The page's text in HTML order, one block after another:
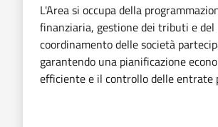
L'Area si occupa della
finanziaria, gestione dei tributi e del
coordinamento delle società
garantendo una pianificazione
efficiente e il controllo delle entrate